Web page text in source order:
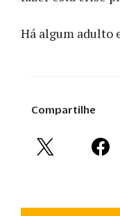
Há algum adulto
Compartilhe